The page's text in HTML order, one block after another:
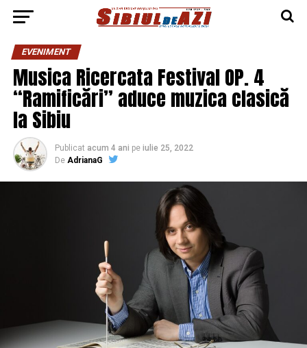
EVENIMENT
Musica Ricercata Festival OP. 4
“Ramificări” aduce muzica clasică
la Sibiu
Publicat acum 4 ani pe iulie 25, 2022
De AdrianaG